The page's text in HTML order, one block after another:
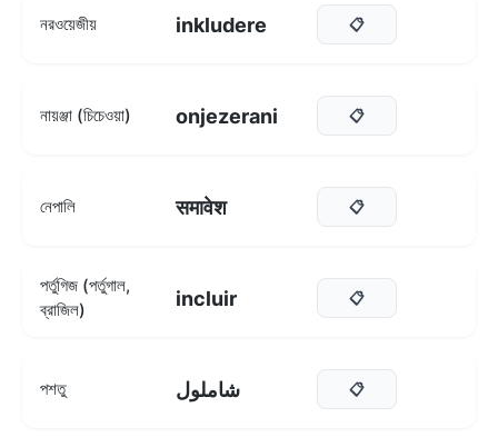
নরওয়েজীয় inkludere 📋
নায়ঞ্জা (চিচেওয়া) onjezerani 📋
নেপালি समावेश 📋
পর্তুগিজ (পর্তুগাল,
ব্রাজিল)
incluir 📋
পশতু شاملول 📋